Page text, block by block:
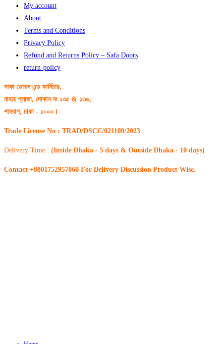
My account
About
Terms and Conditions
Privacy Policy
Refund and Returns Policy – Safa Doors
return-policy
সাফা ডোরস এন্ড ফার্নিচার,
নাহার প্লাজা, দোকান নং ১৩৫ & ১৩৬,
শাহবাগ, ঢাকা - ১০০০।
Trade License No : TRAD/DSCC/021100/2023
Delivery Time : (Inside Dhaka - 5 days & Outside Dhaka - 10 days)
Contact +8801752957060 For Delivery Discussion Product Wise.